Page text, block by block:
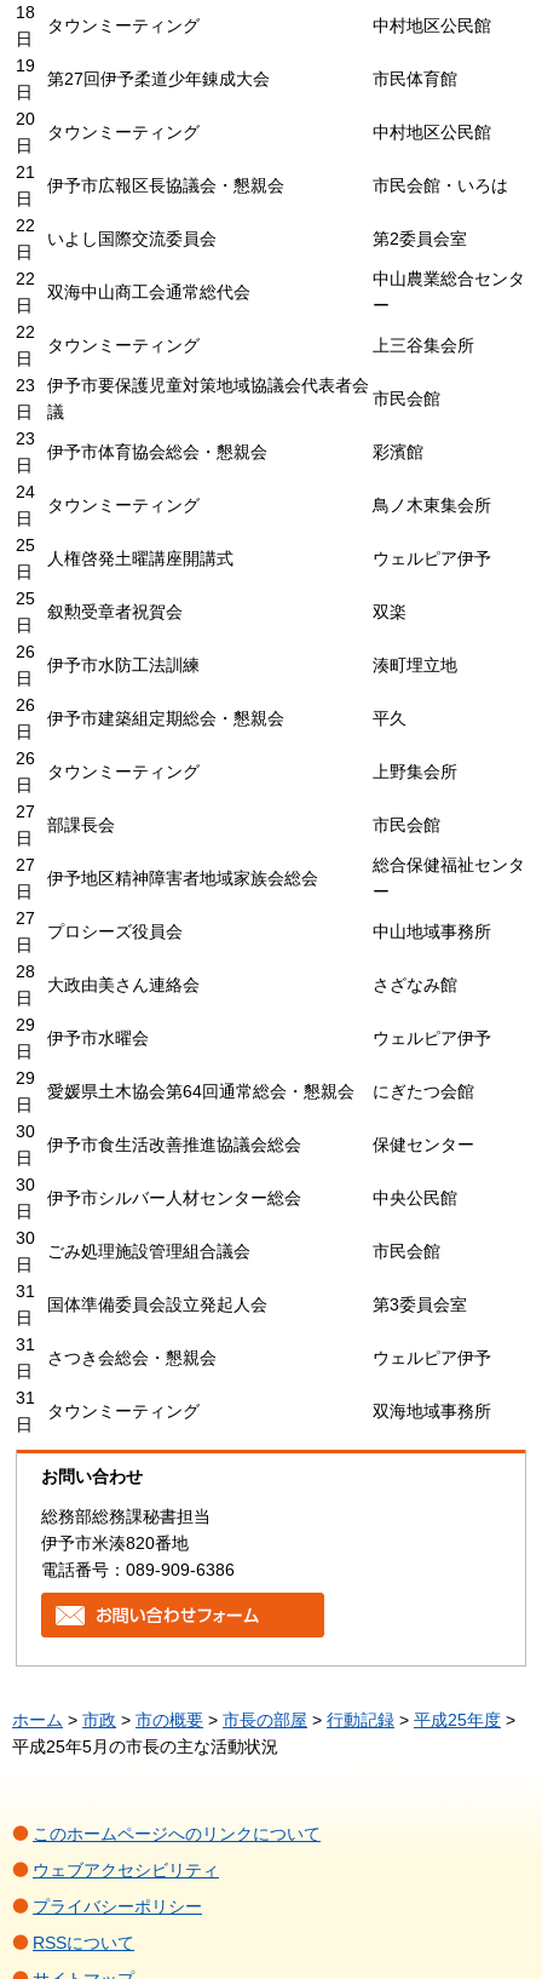
18
日
タウンミーティング 中村地区公民館
19
日
第27回伊予柔道少年錬成大会 市民体育館
20
日
タウンミーティング 中村地区公民館
21
日
伊予市広報区長協議会・懇親会 市民会館・いろは
22
日
いよし国際交流委員会 第2委員会室
22
日
双海中山商工会通常総代会
中山農業総合センタ
ー
22
日
タウンミーティング 上三谷集会所
23
日
伊予市要保護児童対策地域協議会代表者会
議
市民会館
23
日
伊予市体育協会総会・懇親会 彩濱館
24
日
タウンミーティング 鳥ノ木東集会所
25
日
人権啓発土曜講座開講式 ウェルピア伊予
25
日
叙勲受章者祝賀会 双楽
26
日
伊予市水防工法訓練 湊町埋立地
26
日
伊予市建築組定期総会・懇親会 平久
26
日
タウンミーティング 上野集会所
27
日
部課長会 市民会館
27
日
伊予地区精神障害者地域家族会総会
総合保健福祉センタ
ー
27
日
プロシーズ役員会 中山地域事務所
28
日
大政由美さん連絡会 さざなみ館
29
日
伊予市水曜会 ウェルピア伊予
29
日
愛媛県土木協会第64回通常総会・懇親会 にぎたつ会館
30
日
伊予市食生活改善推進協議会総会 保健センター
30
日
伊予市シルバー人材センター総会 中央公民館
30
日
ごみ処理施設管理組合議会 市民会館
31
日
国体準備委員会設立発起人会 第3委員会室
31
日
さつき会総会・懇親会 ウェルピア伊予
31
日
タウンミーティング 双海地域事務所
お問い合わせ
総務部総務課秘書担当
伊予市米湊820番地
電話番号：089-909-6386
ホーム > 市政 > 市の概要 > 市長の部屋 > 行動記録 > 平成25年度 >
平成25年5月の市長の主な活動状況
このホームページへのリンクについて
ウェブアクセシビリティ
プライバシーポリシー
RSSについて